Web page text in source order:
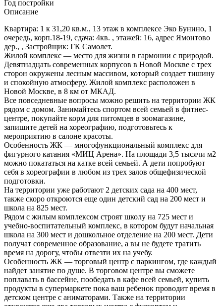
Год постройки
Описание
Квартира: 1 к 31,20 кв.м., 13 этаж в комплексе Эко Бунино, 1
очередь, корп.18-19, сдача: 4кв. , этажей: 16, адрес Ямонтово
дер., , Застройщик: ГК Самолет.
Жилой комплекс — место для жизни в гармонии с природой.
Девятнадцать современных корпусов в Новой Москве с трех
сторон окружены лесным массивом, который создает тишину
и спокойную атмосферу. Жилой комплекс расположен в
Новой Москве, в 8 км от МКАД.
Все повседневные вопросы можно решить на территории ЖК
рядом с домом. Занимайтесь спортом всей семьей в фитнес-
центре, покупайте корм для питомцев в зоомагазине,
запишите детей на хореографию, подготовьтесь к
мероприятию в салоне красоты.
Особенность ЖК — многофункциональный комплекс для
фигурного катания «МИЦ Арена». На площади 3,5 тысячи м2
можно покататься на катке всей семьей. А дети попробуют
себя в хореографии в любом из трех залов общефизической
подготовки.
На территории уже работают 2 детских сада на 400 мест,
также скоро откроются еще один детский сад на 200 мест и
школа на 825 мест.
Рядом с жилым комплексом строят школу на 725 мест и
учебно-воспитательный комплекс, в котором будут начальная
школа на 300 мест и дошкольное отделение на 200 мест. Дети
получат современное образование, а вы не будете тратить
время на дорогу, чтобы отвезти их на учебу.
Особенность ЖК — торговый центр с паркингом, где каждый
найдет занятие по душе. В торговом центре вы сможете
поплавать в бассейне, пообедать в кафе всей семьей, купить
продукты в супермаркете пока ваш ребенок проводит время в
детском центре с аниматорами. Также на территории